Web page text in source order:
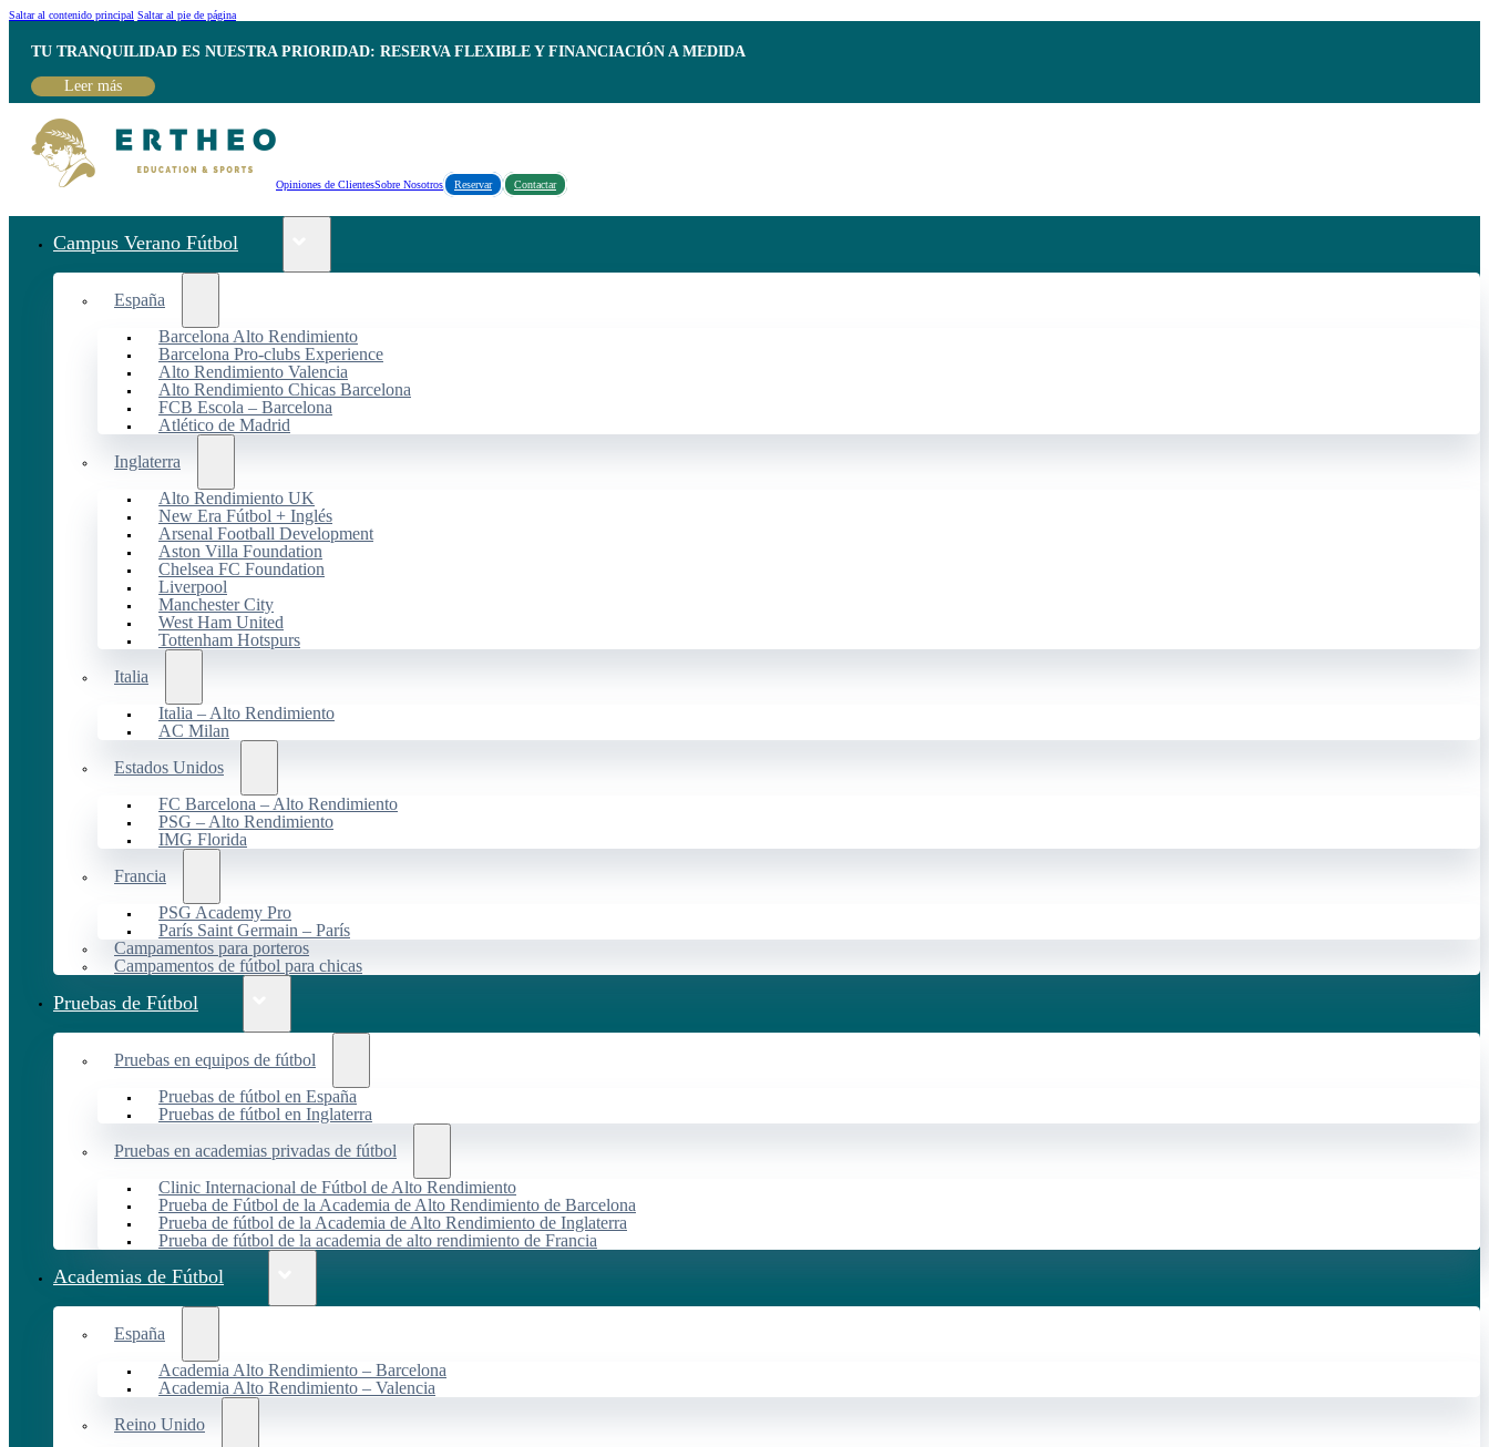
Saltar al contenido principal Saltar al pie de página
TU TRANQUILIDAD ES NUESTRA PRIORIDAD: RESERVA FLEXIBLE Y FINANCIACIÓN A MEDIDA
Leer más
Opiniones de ClientesSobre Nosotros Reservar Contactar
Campus Verano Fútbol
España
Barcelona Alto Rendimiento
Barcelona Pro-clubs Experience
Alto Rendimiento Valencia
Alto Rendimiento Chicas Barcelona
FCB Escola – Barcelona
Atlético de Madrid
Inglaterra
Alto Rendimiento UK
New Era Fútbol + Inglés
Arsenal Football Development
Aston Villa Foundation
Chelsea FC Foundation
Liverpool
Manchester City
West Ham United
Tottenham Hotspurs
Italia
Italia – Alto Rendimiento
AC Milan
Estados Unidos
FC Barcelona – Alto Rendimiento
PSG – Alto Rendimiento
IMG Florida
Francia
PSG Academy Pro
París Saint Germain – París
Campamentos para porteros
Campamentos de fútbol para chicas
Pruebas de Fútbol
Pruebas en equipos de fútbol
Pruebas de fútbol en España
Pruebas de fútbol en Inglaterra
Pruebas en academias privadas de fútbol
Clinic Internacional de Fútbol de Alto Rendimiento
Prueba de Fútbol de la Academia de Alto Rendimiento de Barcelona
Prueba de fútbol de la Academia de Alto Rendimiento de Inglaterra
Prueba de fútbol de la academia de alto rendimiento de Francia
Academias de Fútbol
España
Academia Alto Rendimiento – Barcelona
Academia Alto Rendimiento – Valencia
Reino Unido